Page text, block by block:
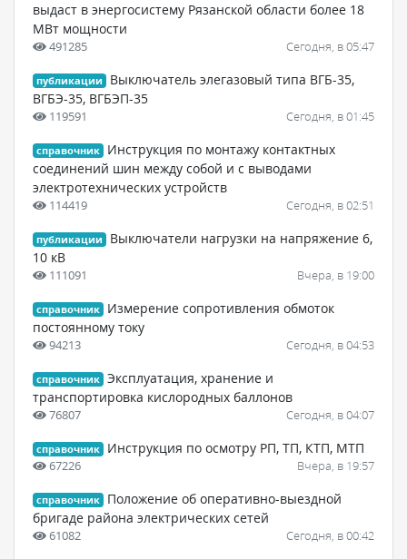
выдаст в энергосистему Рязанской области более 18
МВт мощности
491285 Сегодня, в 05:47
публикации
Выключатель элегазовый типа ВГБ-35,
ВГБЭ-35, ВГБЭП-35
119591 Сегодня, в 01:45
справочник
Инструкция по монтажу контактных
соединений шин между собой и с выводами
электротехнических устройств
114419 Сегодня, в 02:51
публикации
Выключатели нагрузки на напряжение 6,
10 кВ
111091 Вчера, в 19:00
справочник
Измерение сопротивления обмоток
постоянному току
94213 Сегодня, в 04:53
справочник Эксплуатация, хранение и
транспортировка кислородных баллонов
76807 Сегодня, в 04:07
справочник Инструкция по осмотру РП, ТП, КТП, МТП
67226 Вчера, в 19:57
справочник
Положение об оперативно-выездной
бригаде района электрических сетей
61082 Сегодня, в 00:42